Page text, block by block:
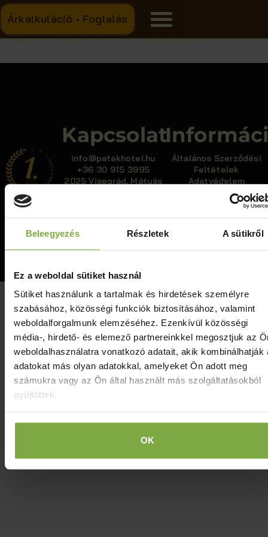
Beleegyezés Részletek A sütikről
Ez a weboldal sütiket használ
Sütiket használunk a tartalmak és hirdetések személyre
szabásához, közösségi funkciók biztosításához, valamint
weboldalforgalmunk elemzéséhez. Ezenkívül közösségi
média-, hirdető- és elemező partnereinkkel megosztjuk az
weboldalhasználatra vonatkozó adatait, akik kombinálhatják
adatokat más olyan adatokkal, amelyeket Ön adott meg
számukra vagy az Ön által használt más szolgáltatásokból
gyűjtöttek.
OK
Árkalkuláció • Foglalás
Címke:kirándulás
Kapcsolat
info@patakhotel.hu
+36 30 915 3995
2025 Visegrád, Mátyás
Általános Szerződési
Feltételek
Adatvédelem
Házirend
Kisállat szabályzat